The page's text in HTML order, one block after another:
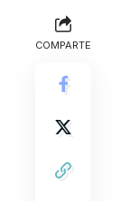
COMPARTE